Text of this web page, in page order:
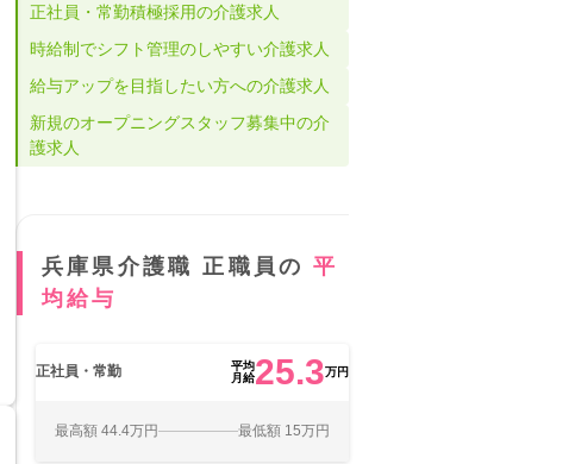
正社員・常勤積極採用の介護求人
時給制でシフト管理のしやすい介護求人
給与アップを目指したい方への介護求人
新規のオープニングスタッフ募集中の介
護求人
兵庫県介護職 正職員の平
均給与
正社員・常勤
平均
月給25.3万円
最高額 44.4万円 最低額 15万円